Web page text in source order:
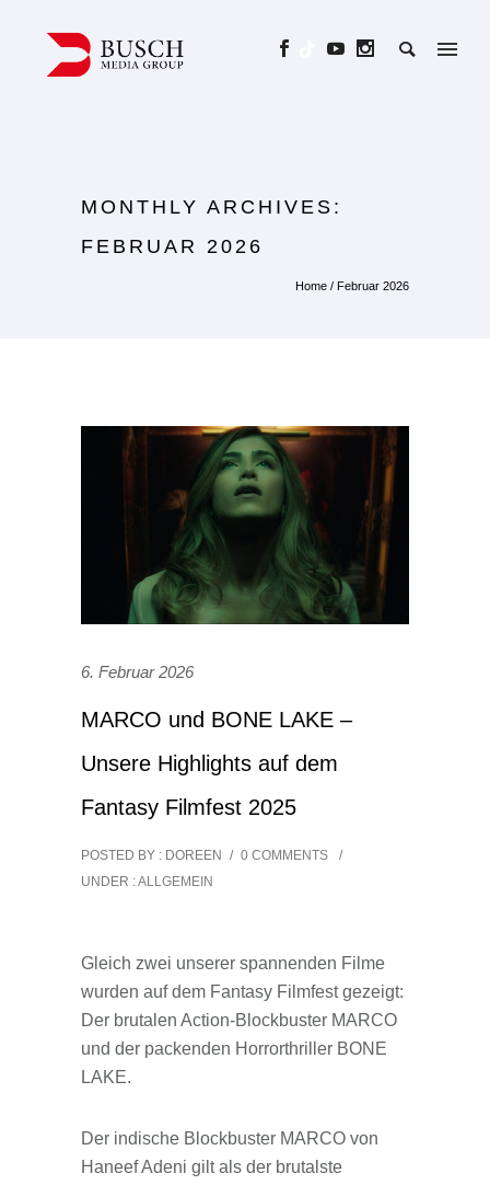
MONTHLY ARCHIVES:
FEBRUAR 2026
Home / Februar 2026
6. Februar 2026
MARCO und BONE LAKE –
Unsere Highlights auf dem
Fantasy Filmfest 2025
POSTED BY : DOREEN / 0 COMMENTS
/
UNDER :ALLGEMEIN
Gleich zwei unserer spannenden Filme
wurden auf dem Fantasy Filmfest gezeigt:
Der brutalen Action-Blockbuster MARCO
und der packenden Horrorthriller BONE
LAKE.
Der indische Blockbuster MARCO von
Haneef Adeni gilt als der brutalste